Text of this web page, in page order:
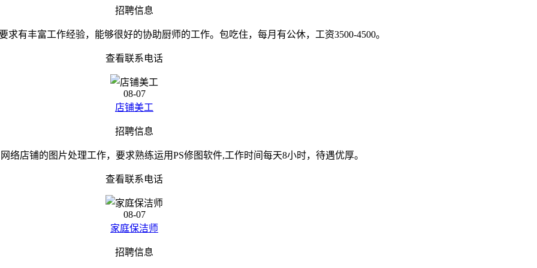
招聘信息
求有丰富工作经验，能够很好的协助厨师的工作。包吃住，每月有公休，工资3500-4500。
查看联系电话
08-07
店铺美工
招聘信息
络店铺的图片处理工作，要求熟练运用PS修图软件,工作时间每天8小时，待遇优厚。
查看联系电话
08-07
家庭保洁师
招聘信息